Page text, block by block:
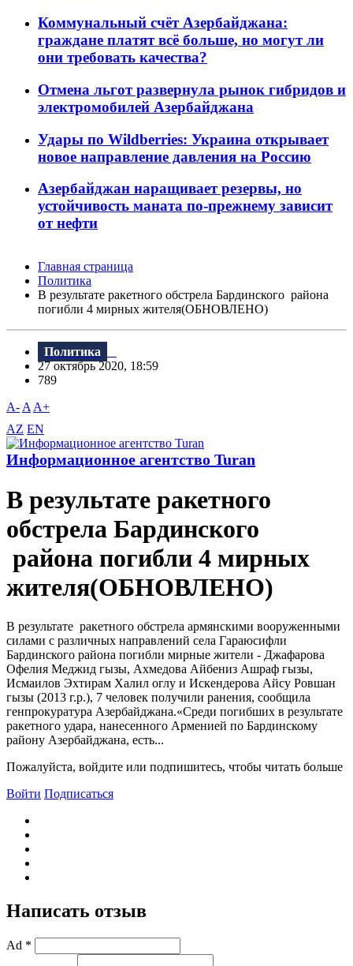
Коммунальный счёт Азербайджана:
граждане платят всё больше, но могут ли
они требовать качества?
Отмена льгот развернула рынок гибридов и
электромобилей Азербайджана
Удары по Wildberries: Украина открывает
новое направление давления на Россию
Азербайджан наращивает резервы, но
устойчивость маната по-прежнему зависит
от нефти
Главная страница
Политика
В результате ракетного обстрела Бардинского района
погибли 4 мирных жителя(ОБНОВЛЕНО)
Политика
27 октябрь 2020, 18:59
789
A- A A+
AZ EN
Информационное агентство Turan
В результате ракетного
обстрела Бардинского
района погибли 4 мирных
жителя(ОБНОВЛЕНО)
В результате ракетного обстрела армянскими вооруженными
силами с различных направлений села Гараюсифли
Бардинского района погибли мирные жители - Джафарова
Офелия Меджид гызы, Ахмедова Айбениз Ашраф гызы,
Исмаилов Эхтирам Халил оглу и Искендерова Айсу Ровшан
гызы (2013 г.р.), 7 человек получили ранения, сообщила
генпрокуратура Азербайджана.«Среди погибших в результате
ракетного удара, нанесенного Арменией по Бардинскому
району Азербайджана, есть...
Пожалуйста, войдите или подпишитесь, чтобы читать больше
Войти Подписаться
Написать отзыв
Ad *